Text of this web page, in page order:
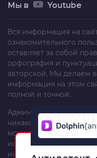
Мы в Youtube
Вся информация на
ознакомительного
оставляет за собой
орфография и
авторской. Мы делаем
информация на этом
полной и точной.
Администрация сайта
никакой
может быть причинен
использования,
информации,